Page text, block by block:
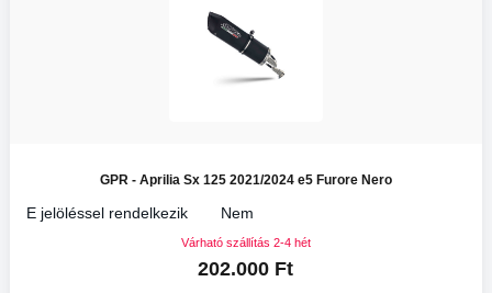
GPR - Aprilia Sx 125 2021/2024 e5 Furore Nero
E jelöléssel rendelkezik Nem
Várható szállítás 2-4 hét
202.000 Ft